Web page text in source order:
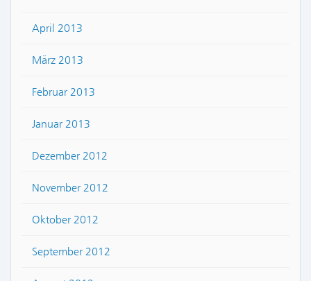
April 2013
März 2013
Februar 2013
Januar 2013
Dezember 2012
November 2012
Oktober 2012
September 2012